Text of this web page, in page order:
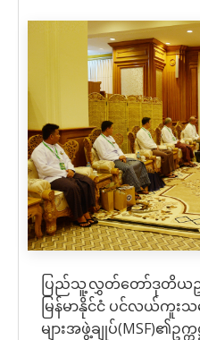
ပြည်သူ့လွှတ်တော်ဒုတိယဥက္က
မြန်မာနိုင်ငံ ပင်လယ်ကူး
များအဖွဲ့ချုပ်(MSF)၏ဥက္